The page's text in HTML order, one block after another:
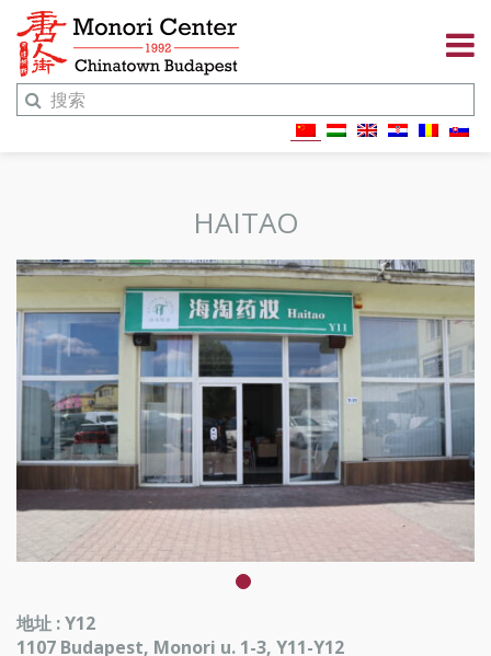
HAITAO
地址 : Y12
1107 Budapest, Monori u. 1-3, Y11-Y12